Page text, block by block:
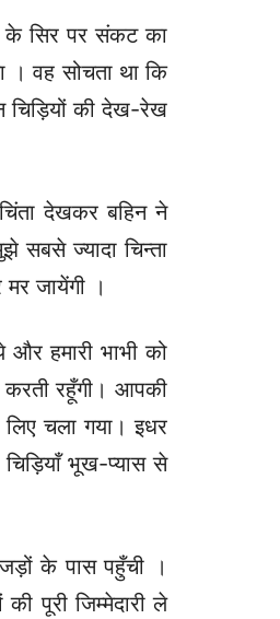
के सिर पर संकट का
। वह सोचता था कि
चिड़ियों की देख-रेख
देखकर बहिन ने
सबसे ज्यादा चिन्ता
जायेंगी ।
हमारी भाभी को
रहूँगी। आपकी
लिए चला गया। इधर
भूख-प्यास से
के पास पहुँची ।
पूरी जिम्मेदारी ले